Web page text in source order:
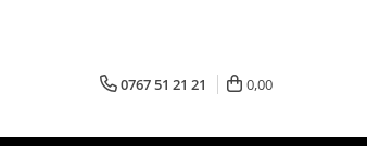
0767 51 21 21 0,00